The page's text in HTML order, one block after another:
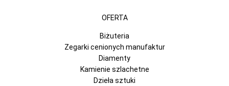
OFERTA
Biżuteria
Zegarki cenionych manufaktur
Diamenty
Kamienie szlachetne
Dzieła sztuki